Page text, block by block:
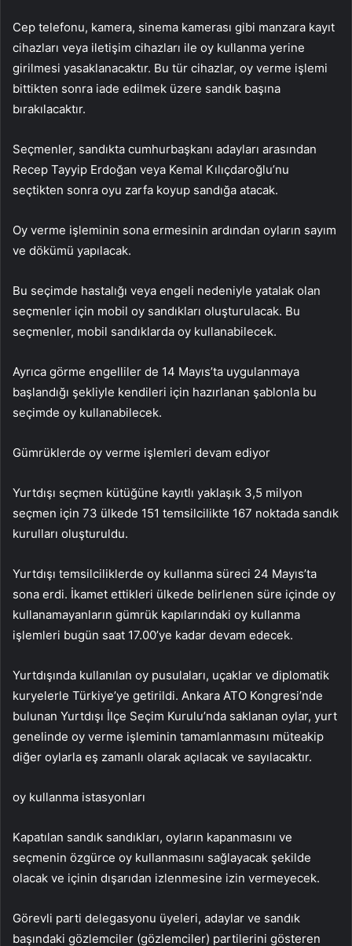
Cep telefonu, kamera, sinema kamerası gibi manzara kayıt
cihazları veya iletişim cihazları ile oy kullanma yerine
girilmesi yasaklanacaktır. Bu tür cihazlar, oy verme işlemi
bittikten sonra iade edilmek üzere sandık başına
bırakılacaktır.
Seçmenler, sandıkta cumhurbaşkanı adayları arasından
Recep Tayyip Erdoğan veya Kemal Kılıçdaroğlu’nu
seçtikten sonra oyu zarfa koyup sandığa atacak.
Oy verme işleminin sona ermesinin ardından oyların sayım
ve dökümü yapılacak.
Bu seçimde hastalığı veya engeli nedeniyle yatalak olan
seçmenler için mobil oy sandıkları oluşturulacak. Bu
seçmenler, mobil sandıklarda oy kullanabilecek.
Ayrıca görme engelliler de 14 Mayıs’ta uygulanmaya
başlandığı şekliyle kendileri için hazırlanan şablonla bu
seçimde oy kullanabilecek.
Gümrüklerde oy verme işlemleri devam ediyor
Yurtdışı seçmen kütüğüne kayıtlı yaklaşık 3,5 milyon
seçmen için 73 ülkede 151 temsilcilikte 167 noktada sandık
kurulları oluşturuldu.
Yurtdışı temsilciliklerde oy kullanma süreci 24 Mayıs’ta
sona erdi. İkamet ettikleri ülkede belirlenen süre içinde oy
kullanamayanların gümrük kapılarındaki oy kullanma
işlemleri bugün saat 17.00’ye kadar devam edecek.
Yurtdışında kullanılan oy pusulaları, uçaklar ve diplomatik
kuryelerle Türkiye’ye getirildi. Ankara ATO Kongresi’nde
bulunan Yurtdışı İlçe Seçim Kurulu’nda saklanan oylar, yurt
genelinde oy verme işleminin tamamlanmasını müteakip
diğer oylarla eş zamanlı olarak açılacak ve sayılacaktır.
oy kullanma istasyonları
Kapatılan sandık sandıkları, oyların kapanmasını ve
seçmenin özgürce oy kullanmasını sağlayacak şekilde
olacak ve içinin dışarıdan izlenmesine izin vermeyecek.
Görevli parti delegasyonu üyeleri, adaylar ve sandık
başındaki gözlemciler (gözlemciler) partilerini gösteren